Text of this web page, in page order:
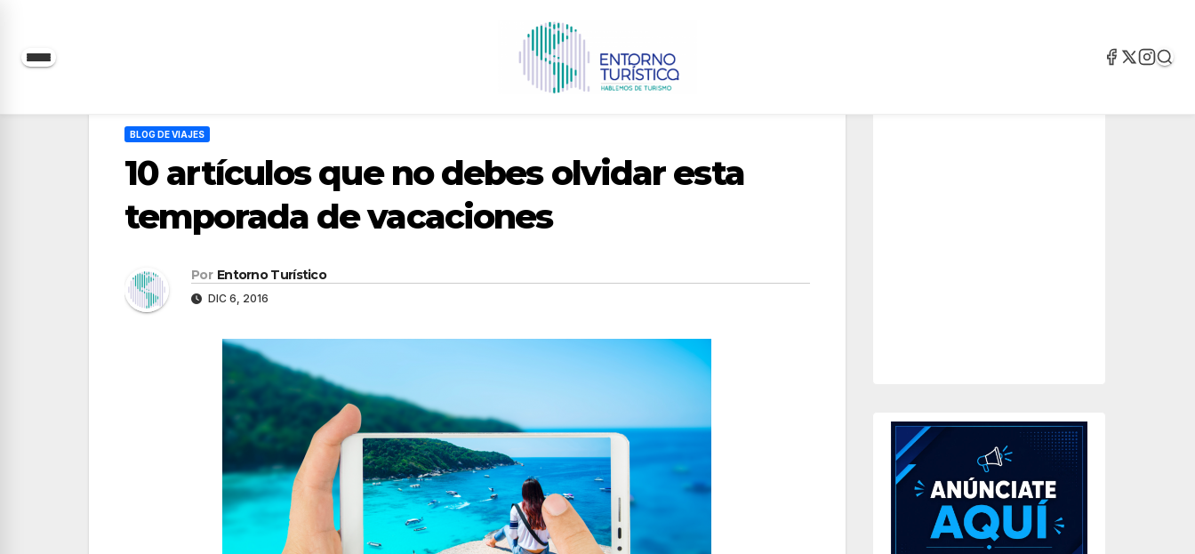
Saltar
BLOG DE VIAJES
10 artículos que no debes olvidar esta
temporada de vacaciones
Por Entorno Turístico
DIC 6, 2016